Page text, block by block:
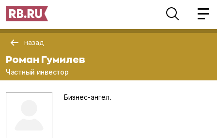
назад
Роман Гумилев
Частный инвестор
Бизнес-ангел.